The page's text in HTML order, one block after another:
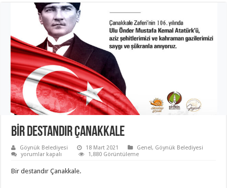
BİR DESTANDIR ÇANAKKALE
Göynük Belediyesi 18 Mart 2021 Genel, Göynük Belediyesi
BİR
ÇANAKKALE
için
yorumlar kapalı 1,880 Görüntüleme
Bir destandır Çanakkale.